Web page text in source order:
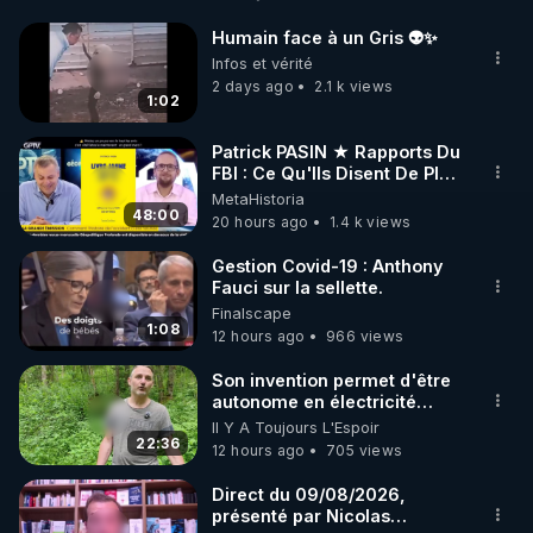
🌱 INSTAGRAM
https://www.instagram.com/rdlr_thierrycasasnovas/
http://rgnr.li/instagram
🌱 LA NEWSLETTER
Pour ne pas rater l’actualité RGNR (stages,
http://rgnr.li/news
🌱 VIDÉOS NON CENSURÉES SUR ODYSEE
Toutes les vidéos Youtube sont aussi sur la
http://rgnr.li/odysee
🌱 LES STAGES EN PRÉSENTIEL
1:02
Humain face à un Gris 👽✨
Infos et vérité
2 days ago
2.1 k views
48:00
Patrick PASIN ★ Rapports Du
FBI : Ce Qu'Ils Disent De Plus
Grave Sur Hitler
MetaHistoria
20 hours ago
1.4 k views
1:08
Gestion Covid-19 : Anthony
Fauci sur la sellette.
Finalscape
12 hours ago
966 views
22:36
Son invention permet d'être
autonome en électricité
avec un simple ruisseau
Il Y A Toujours L'Espoir
12 hours ago
705 views
Direct du 09/08/2026,
présenté par Nicolas